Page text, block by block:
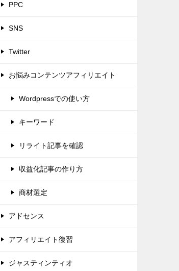
PPC
SNS
Twitter
お悩みコンテンツアフィリエイト
Wordpressでの使い方
キーワード
リライト記事を確認
収益化記事の作り方
商材選定
アドセンス
アフィリエイト復習
ジャスティンティオ